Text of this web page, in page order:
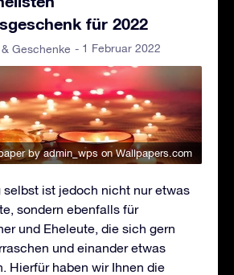
für 2022
Geschenke - 1 Februar 2022
by admin_wps on Wallpapers.com
selbst ist jedoch nicht nur etwas
sondern ebenfalls für
und Eheleute, die sich gern
und einander etwas
Hierfür haben wir Ihnen die